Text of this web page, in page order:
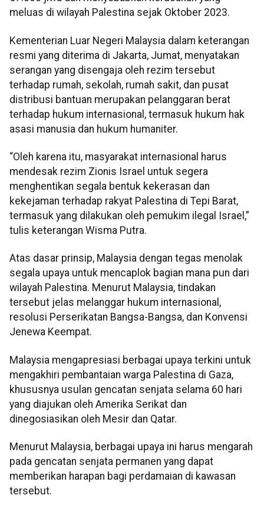
meluas di wilayah Palestina sejak Oktober 2023.
Kementerian Luar Negeri Malaysia dalam keterangan
resmi yang diterima di Jakarta, Jumat, menyatakan
serangan yang disengaja oleh rezim tersebut
terhadap rumah, sekolah, rumah sakit, dan pusat
distribusi bantuan merupakan pelanggaran berat
terhadap hukum internasional, termasuk hukum hak
asasi manusia dan hukum humaniter.
“Oleh karena itu, masyarakat internasional harus
mendesak rezim Zionis Israel untuk segera
menghentikan segala bentuk kekerasan dan
kekejaman terhadap rakyat Palestina di Tepi Barat,
termasuk yang dilakukan oleh pemukim ilegal Israel,”
tulis keterangan Wisma Putra.
Atas dasar prinsip, Malaysia dengan tegas menolak
segala upaya untuk mencaplok bagian mana pun dari
wilayah Palestina. Menurut Malaysia, tindakan
tersebut jelas melanggar hukum internasional,
resolusi Perserikatan Bangsa-Bangsa, dan Konvensi
Jenewa Keempat.
Malaysia mengapresiasi berbagai upaya terkini untuk
mengakhiri pembantaian warga Palestina di Gaza,
khususnya usulan gencatan senjata selama 60 hari
yang diajukan oleh Amerika Serikat dan
dinegosiasikan oleh Mesir dan Qatar.
Menurut Malaysia, berbagai upaya ini harus mengarah
pada gencatan senjata permanen yang dapat
memberikan harapan bagi perdamaian di kawasan
tersebut.